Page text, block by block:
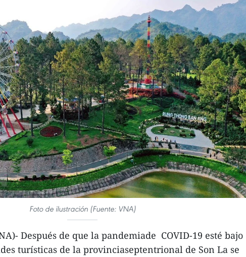
Foto de ilustración (Fuente: VNA)
Después de que la pandemiade COVID-19 esté bajo
turísticas de la provinciaseptentrional de Son La se